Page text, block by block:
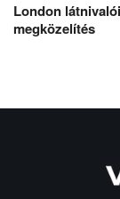
London
megközelítés